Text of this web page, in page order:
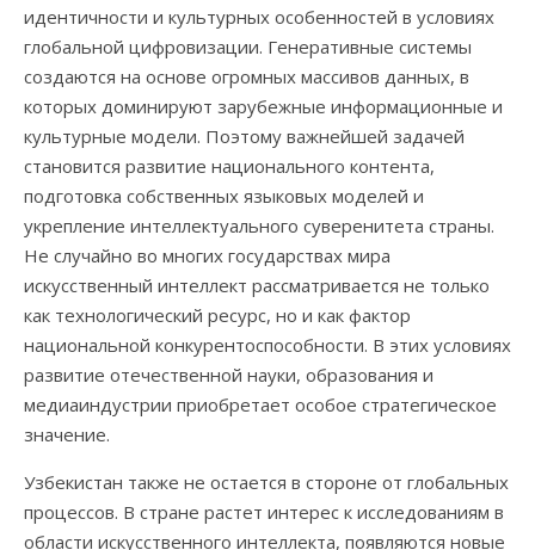
идентичности и культурных особенностей в условиях
глобальной цифровизации. Генеративные системы
создаются на основе огромных массивов данных, в
которых доминируют зарубежные информационные и
культурные модели. Поэтому важнейшей задачей
становится развитие национального контента,
подготовка собственных языковых моделей и
укрепление интеллектуального суверенитета страны.
Не случайно во многих государствах мира
искусственный интеллект рассматривается не только
как технологический ресурс, но и как фактор
национальной конкурентоспособности. В этих условиях
развитие отечественной науки, образования и
медиаиндустрии приобретает особое стратегическое
значение.
Узбекистан также не остается в стороне от глобальных
процессов. В стране растет интерес к исследованиям в
области искусственного интеллекта, появляются новые